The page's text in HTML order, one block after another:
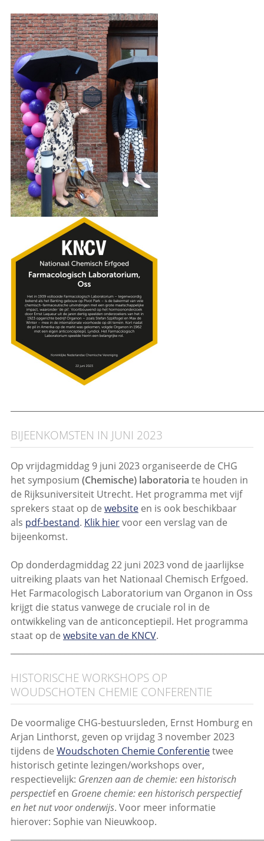
BIJEENKOMSTEN IN JUNI 2023
Op vrijdagmiddag 9 juni 2023 organiseerde de CHG
het symposium (Chemische) laboratoria te houden in
de Rijksuniversiteit Utrecht. Het programma met vijf
sprekers staat op de websiteen is ook beschikbaar
als pdf-bestand. Klik hiervoor een verslag van de
bijeenkomst.
Op donderdagmiddag 22 juni 2023 vond de jaarlijkse
uitreiking plaats van het Nationaal Chemisch Erfgoed.
Het Farmacologisch Laboratorium van Organon in Oss
krijgt die status vanwege de cruciale rol in de
ontwikkeling van de anticonceptiepil. Het programma
staat op de website van de KNCV.
HISTORISCHE WORKSHOPS OP
WOUDSCHOTEN CHEMIE CONFERENTIE
De voormalige CHG-bestuursleden, Ernst Homburg en
Arjan Linthorst, geven op vrijdag 3 november 2023
tijdens de Woudschoten Chemie Conferentietwee
historisch getinte lezingen/workshops over,
respectievelijk: Grenzen aan de chemie: een historisch
perspectief en Groene chemie: een historisch perspectief
en het nut voor onderwijs. Voor meer informatie
hierover: Sophie van Nieuwkoop.